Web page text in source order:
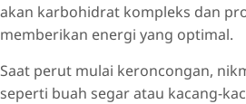
akan karbohidrat kompleks dan
memberikan energi yang optimal.
Saat perut mulai keroncongan,
seperti buah segar atau kacang-